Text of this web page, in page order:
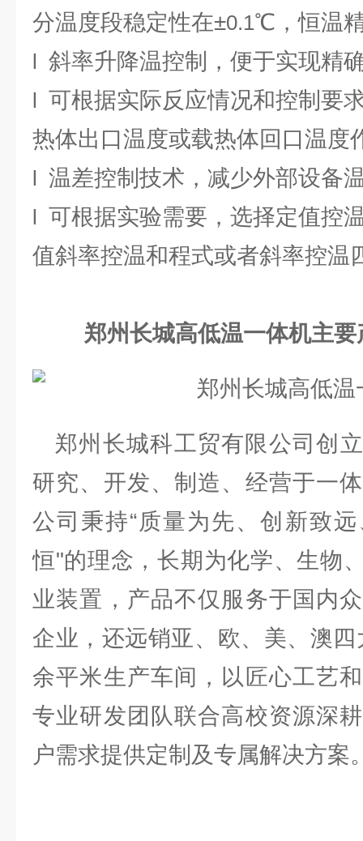
分温度段稳定性在±0.1℃，恒温
l 斜率升降温控制，便于实现精
l 可根据实际反应情况和控制要
热体出口温度或载热体回口温度
l 温差控制技术，减少外部设备
l 可根据实验需要，选择定值控
值斜率控温和程式或者斜率控温
郑州长城高低温一体机主
郑州长城科工贸有限公司创
研究、开发、制造、经营于一
公司秉持“质量为先、创新致
恒"的理念，长期为化学、生物
业装置，产品不仅服务于国内
企业，还远销亚、欧、美、澳
余平米生产车间，以匠心工艺
专业研发团队联合高校资源深
户需求提供定制及专属解决方案